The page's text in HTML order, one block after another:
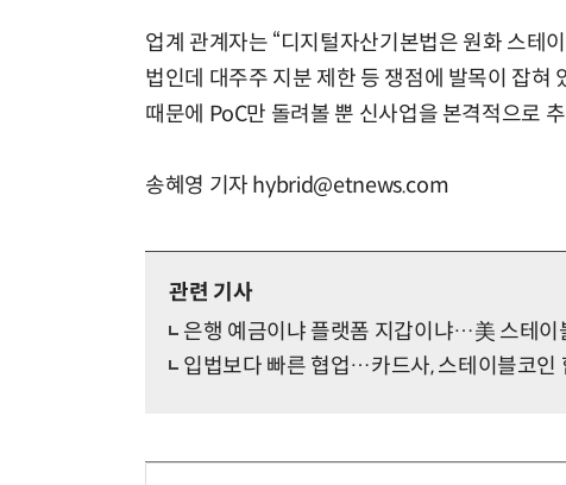
업계 관계자는 “디지털자산기본법은 원화 스테
법인데 대주주 지분 제한 등 쟁점에 발목이 잡혀
때문에 PoC만 돌려볼 뿐 신사업을 본격적으로
송혜영 기자 hybrid@etnews.com
관련 기사
은행 예금이냐 플랫폼 지갑이냐…美 스테
입법보다 빠른 협업…카드사, 스테이블코인